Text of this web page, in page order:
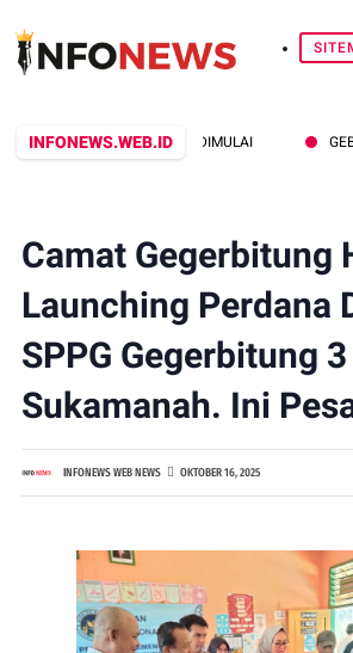
INFONEWS.WEB.ID
SEBAGAI TANDA DIMULAI GEBYAR
Camat Gegerbitung
Launching Perdana
SPPG Gegerbitung
Sukamanah. Ini
INFONEWS WEB NEWS OKTOBER 16, 2025